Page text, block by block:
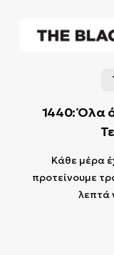
1440: Όλα
Κάθε μέρα
προτείνουμε
λεπτά